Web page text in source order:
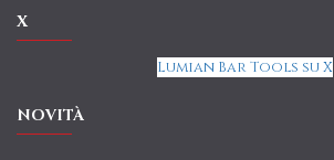
X
Lumian Bar Tools su X
NOVITÀ